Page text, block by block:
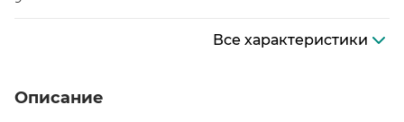
Все характеристики
Описание